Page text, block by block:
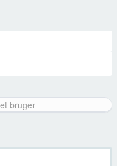
bruger